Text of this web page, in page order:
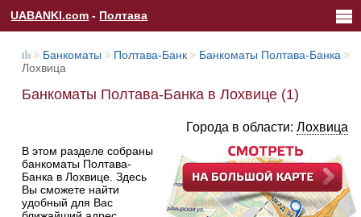
UABANKI.com - Полтава
Банкоматы Полтава-Банк
Банкоматы Полтава-Банка
Лохвица
Банкоматы Полтава-Банка в Лохвице (1)
Города в области: Лохвица
В этом разделе собраны
банкоматы Полтава-
Банка в Лохвице. Здесь
Вы сможете найти
удобный для Вас